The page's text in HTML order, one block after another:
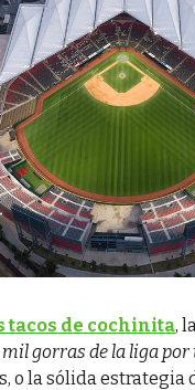
tacos de cochinita,
mil gorras de la liga
o la sólida